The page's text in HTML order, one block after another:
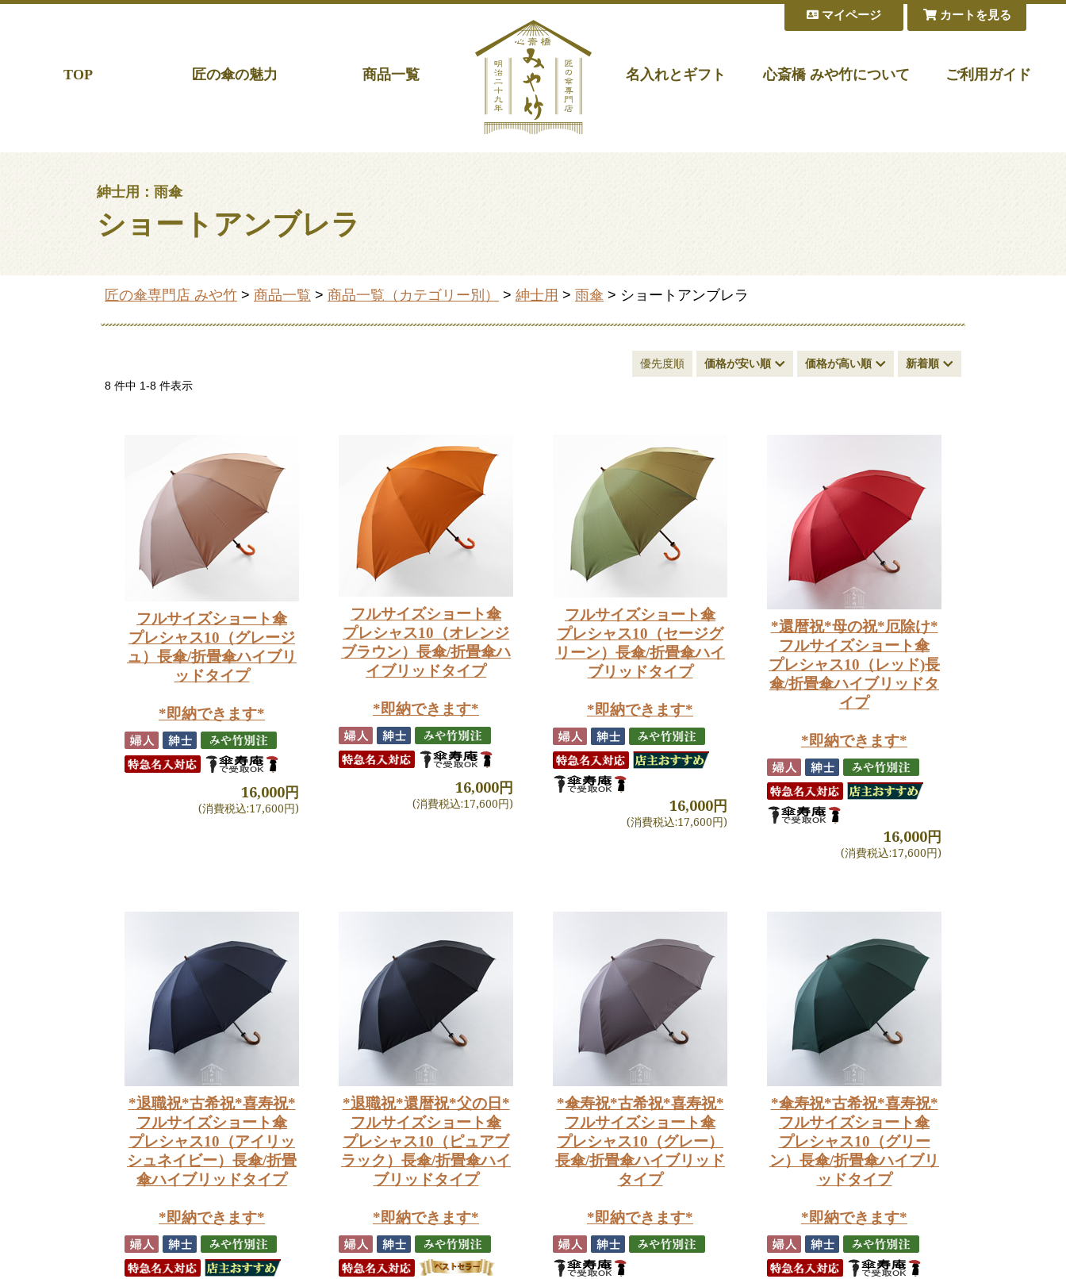
TOP 匠の傘の魅力 商品一覧 名入れとギフト 心斎橋 みや竹について ご利用ガイド
カートを見る
マイページ
紳士用：雨傘
ショートアンブレラ
匠の傘専門店 みや竹 > 商品一覧 > 商品一覧（カテゴリー別） > 紳士用 > 雨傘 > ショートアンブレラ
優先度順 価格が安い順 価格が高い順
新着順
8 件中 1-8 件表示
フルサイズショート傘
プレシャス10（グレージ
ュ）長傘/折畳傘ハイブリ
ッドタイプ
*即納できます*
16,000円
(消費税込:17,600円)
フルサイズショート傘
プレシャス10（オレンジ
ブラウン）長傘/折畳傘ハ
イブリッドタイプ
*即納できます*
16,000円
(消費税込:17,600円)
フルサイズショート傘
プレシャス10（セージグ
リーン）長傘/折畳傘ハイ
ブリッドタイプ
*即納できます*
16,000円
(消費税込:17,600円)
*還暦祝*母の祝*厄除け*
フルサイズショート傘
プレシャス10（レッド)長
傘/折畳傘ハイブリッドタ
イプ
*即納できます*
16,000円
(消費税込:17,600円)
*退職祝*古希祝*喜寿祝*
フルサイズショート傘
プレシャス10（アイリッ
シュネイビー）長傘/折畳
傘ハイブリッドタイプ
*即納できます*
*退職祝*還暦祝*父の日*
フルサイズショート傘
プレシャス10（ピュアブ
ラック）長傘/折畳傘ハイ
ブリッドタイプ
*即納できます*
*傘寿祝*古希祝*喜寿祝*
フルサイズショート傘
プレシャス10（グレー）
長傘/折畳傘ハイブリッド
タイプ
*即納できます*
*傘寿祝*古希祝*喜寿祝*
フルサイズショート傘
プレシャス10（グリー
ン）長傘/折畳傘ハイブリ
ッドタイプ
*即納できます*